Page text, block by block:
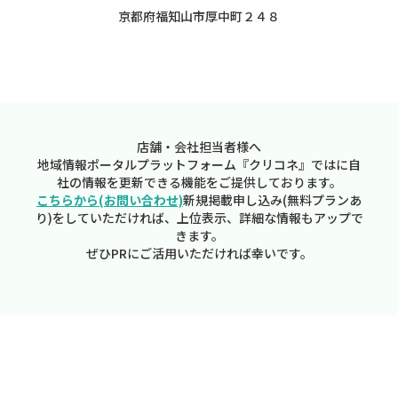
京都府福知山市厚中町２４８
店舗・会社担当者様へ
地域情報ポータルプラットフォーム『クリコネ』ではに自
社の情報を更新できる機能をご提供しております。
こちらから(お問い合わせ)新規掲載申し込み(無料プランあ
り)をしていただければ、上位表示、詳細な情報もアップで
きます。
ぜひPRにご活用いただければ幸いです。